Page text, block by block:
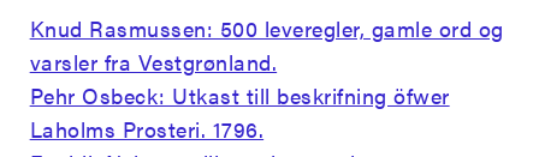
Knud Rasmussen: 500 leveregler, gamle ord og
varsler fra Vestgrønland.
Pehr Osbeck: Utkast till beskrifning öfwer
Laholms Prosteri. 1796.